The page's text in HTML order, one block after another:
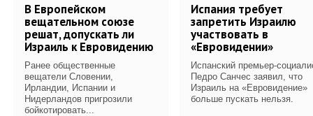
В Европейском
вещательном союзе
решат, допускать ли
Израиль к Евровидению
Ранее общественные
вещатели Словении,
Ирландии, Испании и
Нидерландов пригрозили
бойкотировать...
Испания требует
запретить Израилю
участвовать в
«Евровидении»
Испанский премьер-
Педро Санчес заявил, что
Израиль на «Евровидение»
больше пускать нельзя.